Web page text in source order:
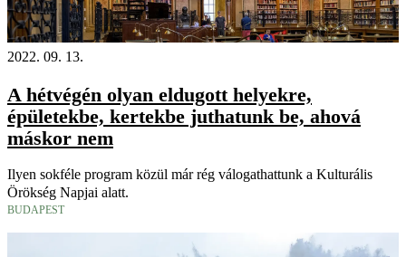
2022. 09. 13.
A hétvégén olyan eldugott helyekre,
épületekbe, kertekbe juthatunk be, ahová
máskor nem
Ilyen sokféle program közül már rég válogathattunk a Kulturális
Örökség Napjai alatt.
BUDAPEST